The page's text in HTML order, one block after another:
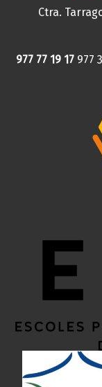
Ctra.
977 77 19 17 977